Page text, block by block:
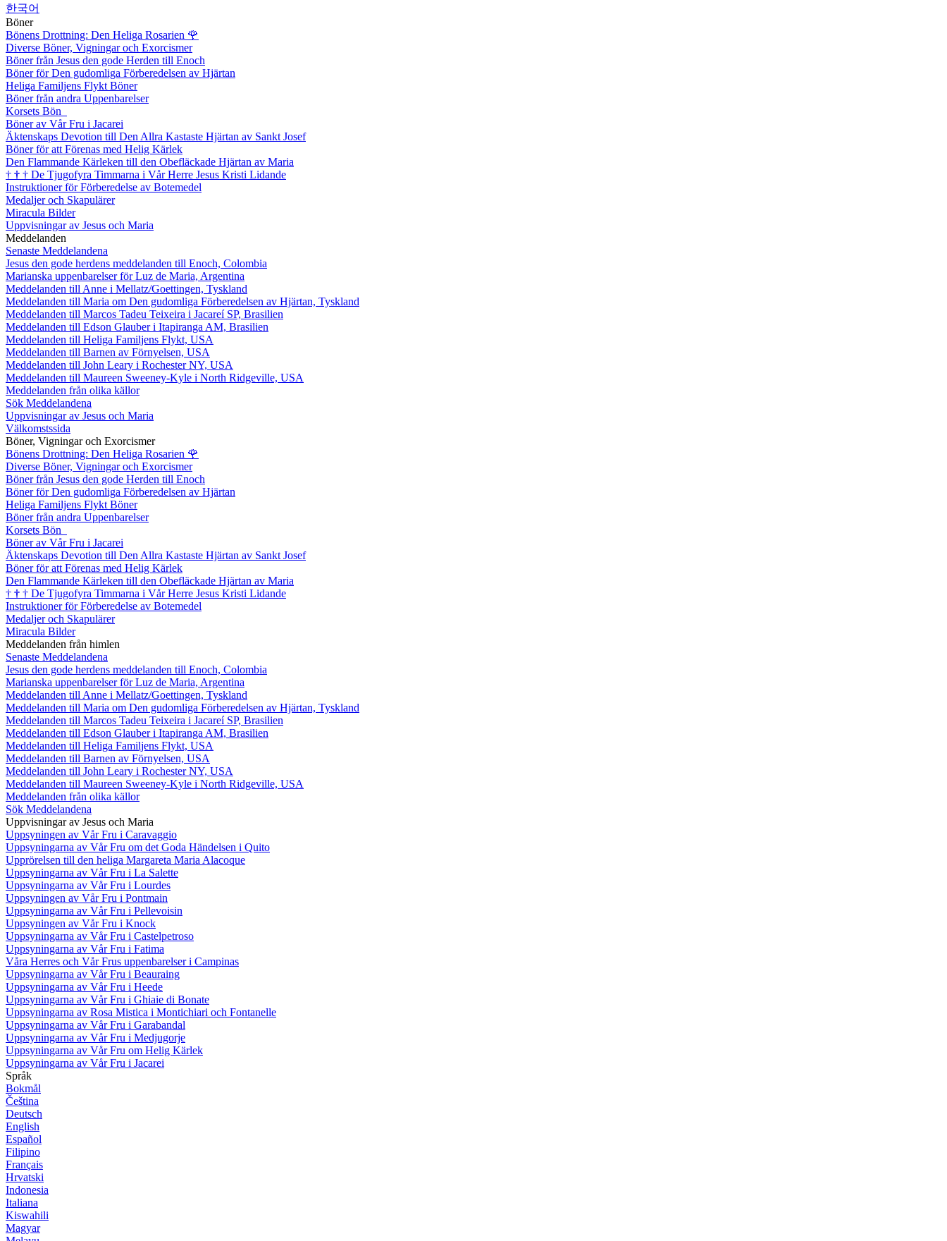
한국어
Böner
Bönens Drottning: Den Heliga Rosarien 🌹
Diverse Böner, Vigningar och Exorcismer
Böner från Jesus den gode Herden till Enoch
Böner för Den gudomliga Förberedelsen av Hjärtan
Heliga Familjens Flykt Böner
Böner från andra Uppenbarelser
Korsets Bön
Böner av Vår Fru i Jacarei
Äktenskaps Devotion till Den Allra Kastaste Hjärtan av Sankt Josef
Böner för att Förenas med Helig Kärlek
Den Flammande Kärleken till den Obefläckade Hjärtan av Maria
† † † De Tjugofyra Timmarna i Vår Herre Jesus Kristi Lidande
Instruktioner för Förberedelse av Botemedel
Medaljer och Skapulärer
Miracula Bilder
Uppvisningar av Jesus och Maria
Meddelanden
Senaste Meddelandena
Jesus den gode herdens meddelanden till Enoch, Colombia
Marianska uppenbarelser för Luz de Maria, Argentina
Meddelanden till Anne i Mellatz/Goettingen, Tyskland
Meddelanden till Maria om Den gudomliga Förberedelsen av Hjärtan, Tyskland
Meddelanden till Marcos Tadeu Teixeira i Jacareí SP, Brasilien
Meddelanden till Edson Glauber i Itapiranga AM, Brasilien
Meddelanden till Heliga Familjens Flykt, USA
Meddelanden till Barnen av Förnyelsen, USA
Meddelanden till John Leary i Rochester NY, USA
Meddelanden till Maureen Sweeney-Kyle i North Ridgeville, USA
Meddelanden från olika källor
Sök Meddelandena
Uppvisningar av Jesus och Maria
Välkomstssida
Böner, Vigningar och Exorcismer
Bönens Drottning: Den Heliga Rosarien 🌹
Diverse Böner, Vigningar och Exorcismer
Böner från Jesus den gode Herden till Enoch
Böner för Den gudomliga Förberedelsen av Hjärtan
Heliga Familjens Flykt Böner
Böner från andra Uppenbarelser
Korsets Bön
Böner av Vår Fru i Jacarei
Äktenskaps Devotion till Den Allra Kastaste Hjärtan av Sankt Josef
Böner för att Förenas med Helig Kärlek
Den Flammande Kärleken till den Obefläckade Hjärtan av Maria
† † † De Tjugofyra Timmarna i Vår Herre Jesus Kristi Lidande
Instruktioner för Förberedelse av Botemedel
Medaljer och Skapulärer
Miracula Bilder
Meddelanden från himlen
Senaste Meddelandena
Jesus den gode herdens meddelanden till Enoch, Colombia
Marianska uppenbarelser för Luz de Maria, Argentina
Meddelanden till Anne i Mellatz/Goettingen, Tyskland
Meddelanden till Maria om Den gudomliga Förberedelsen av Hjärtan, Tyskland
Meddelanden till Marcos Tadeu Teixeira i Jacareí SP, Brasilien
Meddelanden till Edson Glauber i Itapiranga AM, Brasilien
Meddelanden till Heliga Familjens Flykt, USA
Meddelanden till Barnen av Förnyelsen, USA
Meddelanden till John Leary i Rochester NY, USA
Meddelanden till Maureen Sweeney-Kyle i North Ridgeville, USA
Meddelanden från olika källor
Sök Meddelandena
Uppvisningar av Jesus och Maria
Uppsyningen av Vår Fru i Caravaggio
Uppsyningarna av Vår Fru om det Goda Händelsen i Quito
Upprörelsen till den heliga Margareta Maria Alacoque
Uppsyningarna av Vår Fru i La Salette
Uppsyningarna av Vår Fru i Lourdes
Uppsyningen av Vår Fru i Pontmain
Uppsyningarna av Vår Fru i Pellevoisin
Uppsyningen av Vår Fru i Knock
Uppsyningarna av Vår Fru i Castelpetroso
Uppsyningarna av Vår Fru i Fatima
Våra Herres och Vår Frus uppenbarelser i Campinas
Uppsyningarna av Vår Fru i Beauraing
Uppsyningarna av Vår Fru i Heede
Uppsyningarna av Vår Fru i Ghiaie di Bonate
Uppsyningarna av Rosa Mistica i Montichiari och Fontanelle
Uppsyningarna av Vår Fru i Garabandal
Uppsyningarna av Vår Fru i Medjugorje
Uppsyningarna av Vår Fru om Helig Kärlek
Uppsyningarna av Vår Fru i Jacarei
Språk
Bokmål
Čeština
Deutsch
English
Español
Filipino
Français
Hrvatski
Indonesia
Italiana
Kiswahili
Magyar